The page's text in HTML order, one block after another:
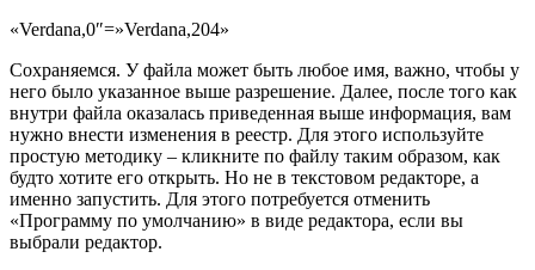
«Verdana,0″=»Verdana,204»
Сохраняемся. У файла может быть любое имя, важно, чтобы у
него было указанное выше разрешение. Далее, после того как
внутри файла оказалась приведенная выше информация, вам
нужно внести изменения в реестр. Для этого используйте
простую методику – кликните по файлу таким образом, как
будто хотите его открыть. Но не в текстовом редакторе, а
именно запустить. Для этого потребуется отменить
«Программу по умолчанию» в виде редактора, если вы
выбрали редактор.